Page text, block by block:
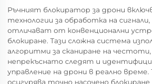
Ръчният блокиратор за дрони
технологии за обработка на
отличават от конвенционални
блокиране. Тази сложна система
алгоритми за сканиране на
непрекъснато следят и
управление на дрони в реално време.
осигурява точно насочено